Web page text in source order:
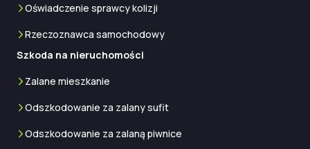
Oświadczenie sprawcy kolizji
Rzeczoznawca samochodowy
Szkoda na nieruchomości
Zalane mieszkanie
Odszkodowanie za zalany sufit
Odszkodowanie za zalaną piwnice